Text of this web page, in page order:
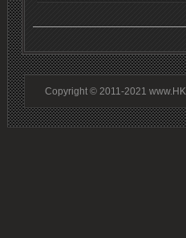
Copyright © 2011-2021